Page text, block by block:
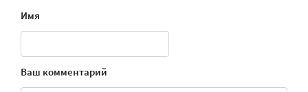
Имя
Ваш комментарий